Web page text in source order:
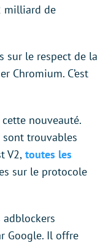
milliard de
sur le respect de la
Chromium. C’est
nouveauté.
sont trouvables
V2, toutes les
sur le protocole
adblockers
Google. Il offre